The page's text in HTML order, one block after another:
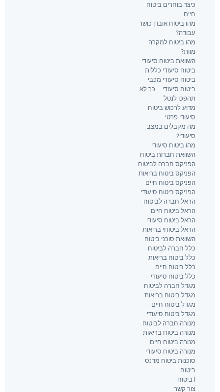
כיצד בוחרים ביטוח
חיים
מהו ביטוח אובדן כושר
עבודה?
מהו ביטוח למקרה
מוות?
השוואת ביטוח סיעודי
ביטוח סיעודי כללית
ביטוח סיעודי מכבי
ביטוח סיעודי – כך לא
תהפכו לנטל
מדוע לרכוש ביטוח
סיעודי פרטי
מה מקבלים במצב
סיעודי?
מהו ביטוח סיעודי
השוואת חברות ביטוח
הפניקס חברה לביטוח
הפניקס ביטוח בריאות
הפניקס ביטוח חיים
הפניקס ביטוח סיעודי
הראל חברה לביטוח
הראל ביטוח חיים
הראל ביטוח סיעודי
הראל ביטוחי בריאות
השוואת סוכני ביטוח
כלל חברה לביטוח
כלל ביטוח בריאות
כלל ביטוח חיים
כלל ביטוח סיעודי
מגדל חברה לביטוח
מגדל ביטוח בריאות
מגדל ביטוח חיים
מגדל ביטוח סיעודי
מנורה חברה לביטוח
מנורה ביטוח בריאות
מנורה ביטוח חיים
מנורה ביטוח סיעודי
סוכנות ביטוח מדנס
ביטוח
i ביטוח
צור קשר